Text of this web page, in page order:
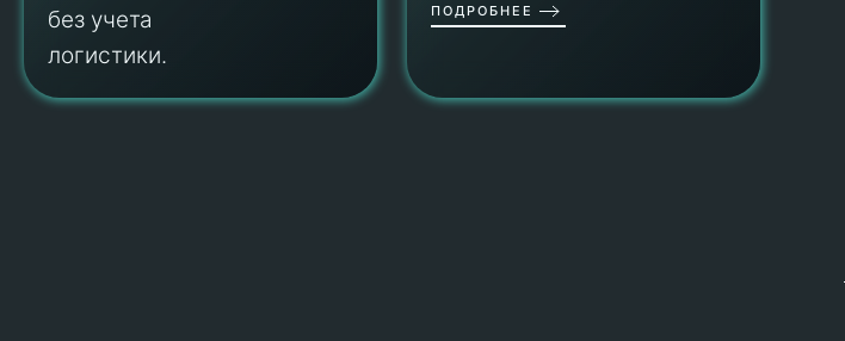
без учета
логистики.
ПОДРОБНЕЕ